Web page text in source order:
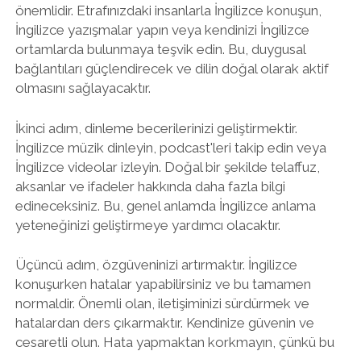
önemlidir. Etrafınızdaki insanlarla İngilizce konuşun,
İngilizce yazışmalar yapın veya kendinizi İngilizce
ortamlarda bulunmaya teşvik edin. Bu, duygusal
bağlantıları güçlendirecek ve dilin doğal olarak aktif
olmasını sağlayacaktır.
İkinci adım, dinleme becerilerinizi geliştirmektir.
İngilizce müzik dinleyin, podcast'leri takip edin veya
İngilizce videolar izleyin. Doğal bir şekilde telaffuz,
aksanlar ve ifadeler hakkında daha fazla bilgi
edineceksiniz. Bu, genel anlamda İngilizce anlama
yeteneğinizi geliştirmeye yardımcı olacaktır.
Üçüncü adım, özgüveninizi artırmaktır. İngilizce
konuşurken hatalar yapabilirsiniz ve bu tamamen
normaldir. Önemli olan, iletişiminizi sürdürmek ve
hatalardan ders çıkarmaktır. Kendinize güvenin ve
cesaretli olun. Hata yapmaktan korkmayın, çünkü bu